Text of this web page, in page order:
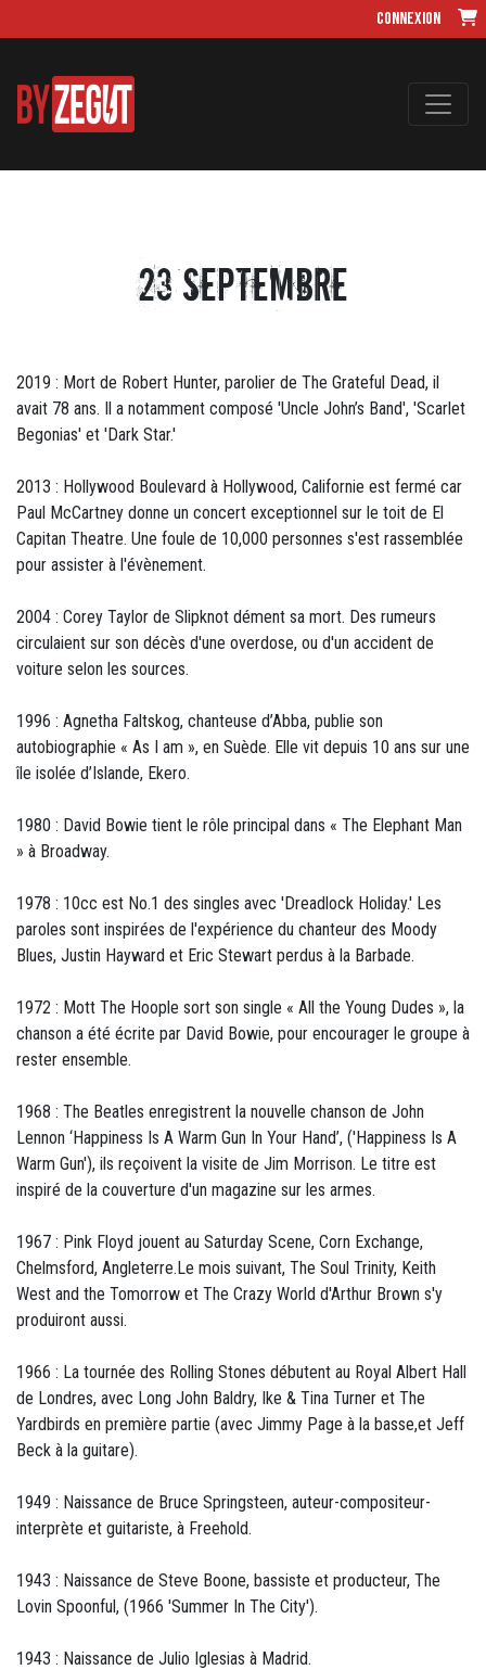
Connexion
23 septembre
2019 : Mort de Robert Hunter, parolier de The Grateful Dead, il
avait 78 ans. Il a notamment composé 'Uncle John’s Band', 'Scarlet
Begonias' et 'Dark Star.'
2013 : Hollywood Boulevard à Hollywood, Californie est fermé car
Paul McCartney donne un concert exceptionnel sur le toit de El
Capitan Theatre. Une foule de 10,000 personnes s'est rassemblée
pour assister à l'évènement.
2004 : Corey Taylor de Slipknot dément sa mort. Des rumeurs
circulaient sur son décès d'une overdose, ou d'un accident de
voiture selon les sources.
1996 : Agnetha Faltskog, chanteuse d’Abba, publie son
autobiographie « As I am », en Suède. Elle vit depuis 10 ans sur une
île isolée d’Islande, Ekero.
1980 : David Bowie tient le rôle principal dans « The Elephant Man
» à Broadway.
1978 : 10cc est No.1 des singles avec 'Dreadlock Holiday.' Les
paroles sont inspirées de l'expérience du chanteur des Moody
Blues, Justin Hayward et Eric Stewart perdus à la Barbade.
1972 : Mott The Hoople sort son single « All the Young Dudes », la
chanson a été écrite par David Bowie, pour encourager le groupe à
rester ensemble.
1968 : The Beatles enregistrent la nouvelle chanson de John
Lennon ‘Happiness Is A Warm Gun In Your Hand’, ('Happiness Is A
Warm Gun'), ils reçoivent la visite de Jim Morrison. Le titre est
inspiré de la couverture d'un magazine sur les armes.
1967 : Pink Floyd jouent au Saturday Scene, Corn Exchange,
Chelmsford, Angleterre.Le mois suivant, The Soul Trinity, Keith
West and the Tomorrow et The Crazy World d'Arthur Brown s'y
produiront aussi.
1966 : La tournée des Rolling Stones débutent au Royal Albert Hall
de Londres, avec Long John Baldry, Ike & Tina Turner et The
Yardbirds en première partie (avec Jimmy Page à la basse,et Jeff
Beck à la guitare).
1949 : Naissance de Bruce Springsteen, auteur-compositeur-
interprète et guitariste, à Freehold.
1943 : Naissance de Steve Boone, bassiste et producteur, The
Lovin Spoonful, (1966 'Summer In The City').
1943 : Naissance de Julio Iglesias à Madrid.